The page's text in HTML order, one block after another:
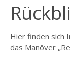
(25.09.25)
DEMO (27.09.25)
SHAREPICS
Hier finden sich
das Manöver